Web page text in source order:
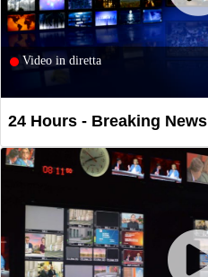
Video in diretta
24 Hours - Breaking News